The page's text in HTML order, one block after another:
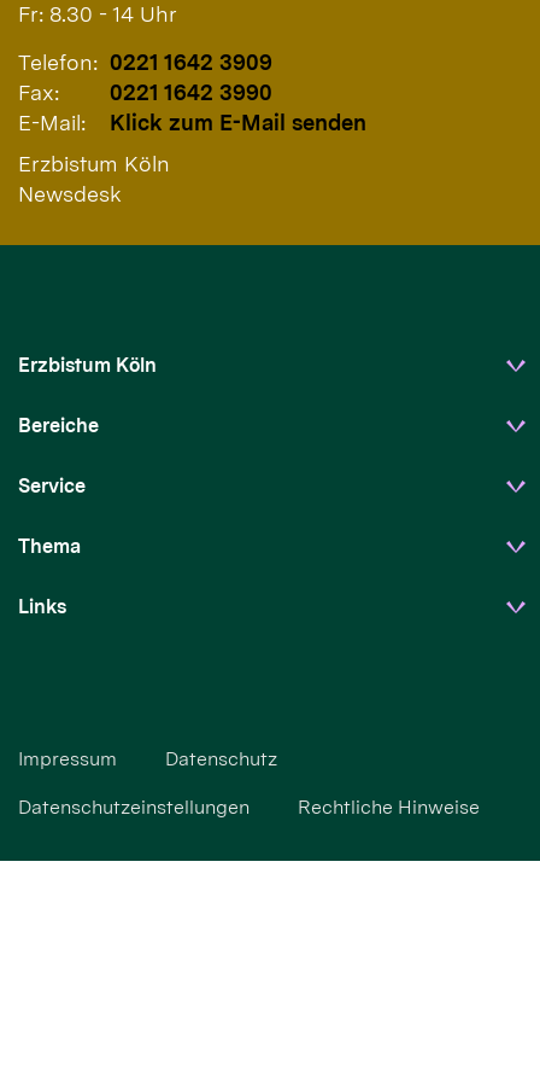
Fr: 8.30 - 14 Uhr
Telefon: 0221 1642 3909
Fax:
0221 1642 3990
E-Mail:
Klick zum E-Mail senden
Erzbistum Köln
Newsdesk
Erzbistum Köln
Bereiche
Service
Thema
Links
Impressum Datenschutz
Datenschutzeinstellungen Rechtliche Hinweise